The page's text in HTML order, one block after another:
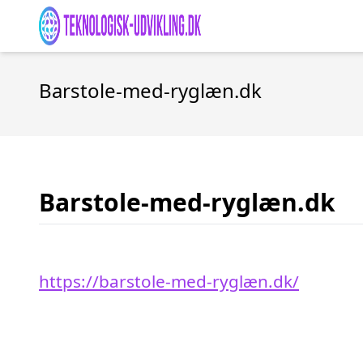
Barstole-med-ryglæn.dk
Barstole-med-ryglæn.dk
https://barstole-med-ryglæn.dk/